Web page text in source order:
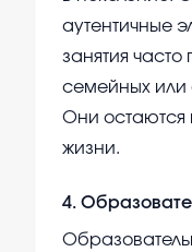
аутентичные
занятия
семейных или
Они остаются
жизни.
4.